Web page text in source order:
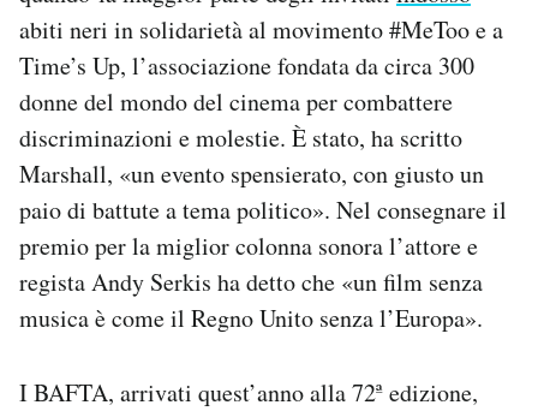
abiti neri in solidarietà al movimento #MeToo e a
Time’s Up, l’associazione fondata da circa 300
donne del mondo del cinema per combattere
discriminazioni e molestie. È stato, ha scritto
Marshall, «un evento spensierato, con giusto un
paio di battute a tema politico». Nel consegnare il
premio per la miglior colonna sonora l’attore e
regista Andy Serkis ha detto che «un film senza
musica è come il Regno Unito senza l’Europa».
I BAFTA, arrivati quest’anno alla 72ª edizione,